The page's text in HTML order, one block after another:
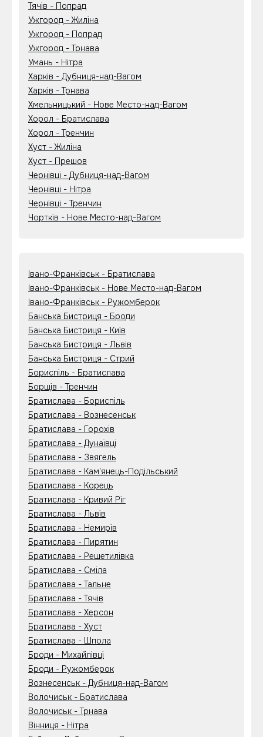
Тячів - Попрад
Ужгород - Жиліна
Ужгород - Попрад
Ужгород - Трнава
Умань - Нітра
Харків - Дубниця-над-Вагом
Харків - Трнава
Хмельницький - Нове Место-над-Вагом
Хорол - Братислава
Хорол - Тренчин
Хуст - Жиліна
Хуст - Прешов
Чернівці - Дубниця-над-Вагом
Чернівці - Нітра
Чернівці - Тренчин
Чортків - Нове Место-над-Вагом
Івано-Франківськ - Братислава
Івано-Франківськ - Нове Место-над-Вагом
Івано-Франківськ - Ружомберок
Банська Бистриця - Броди
Банська Бистриця - Київ
Банська Бистриця - Львів
Банська Бистриця - Стрий
Бориспіль - Братислава
Борщів - Тренчин
Братислава - Бориспіль
Братислава - Вознесенськ
Братислава - Горохів
Братислава - Дунаївці
Братислава - Звягель
Братислава - Кам'янець-Подільський
Братислава - Корець
Братислава - Кривий Ріг
Братислава - Львів
Братислава - Немирів
Братислава - Пирятин
Братислава - Решетилівка
Братислава - Сміла
Братислава - Тальне
Братислава - Тячів
Братислава - Херсон
Братислава - Хуст
Братислава - Шпола
Броди - Михайлівці
Броди - Ружомберок
Вознесенськ - Дубниця-над-Вагом
Волочиськ - Братислава
Волочиськ - Трнава
Вінниця - Нітра